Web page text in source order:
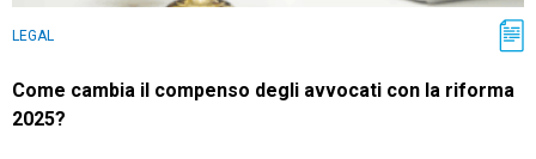
LEGAL
Come cambia il compenso degli avvocati con la riforma
2025?